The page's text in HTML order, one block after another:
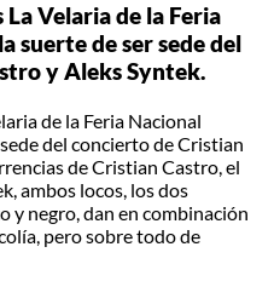
Velaria de la Feria
suerte de ser sede del
y Aleks Syntek.
de la Feria Nacional
del concierto de Cristian
de Cristian Castro, el
ambos locos, los dos
y negro, dan en combinación
pero sobre todo de